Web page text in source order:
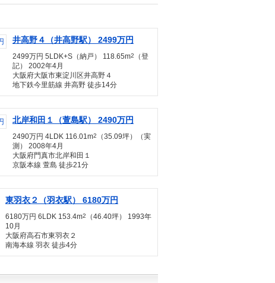
井高野４（井高野駅） 2499万円
2499万円 5LDK+S（納戸） 118.65m2
（登
記） 2002年4月
大阪府大阪市東淀川区井高野４
地下鉄今里筋線 井高野 徒歩14分
北岸和田１（萱島駅） 2490万円
2490万円 4LDK 116.01m2
（35.09坪）（実
測） 2008年4月
大阪府門真市北岸和田１
京阪本線 萱島 徒歩21分
東羽衣２（羽衣駅） 6180万円
6180万円 6LDK 153.4m2
（46.40坪） 1993年
10月
大阪府高石市東羽衣２
南海本線 羽衣 徒歩4分